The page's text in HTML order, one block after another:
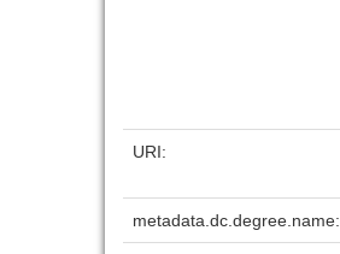
URI:
metadata.dc.degree.name: